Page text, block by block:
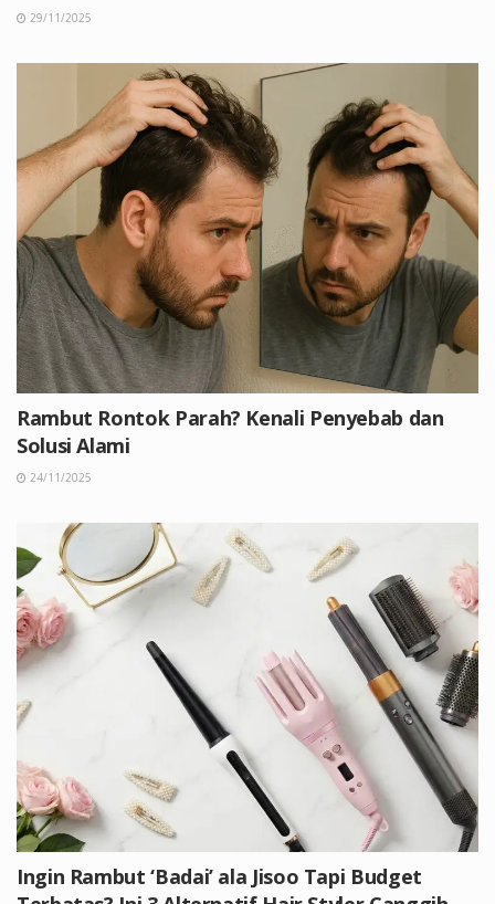
29/11/2025
Rambut Rontok Parah? Kenali Penyebab dan
Solusi Alami
24/11/2025
Ingin Rambut ‘Badai’ ala Jisoo Tapi Budget